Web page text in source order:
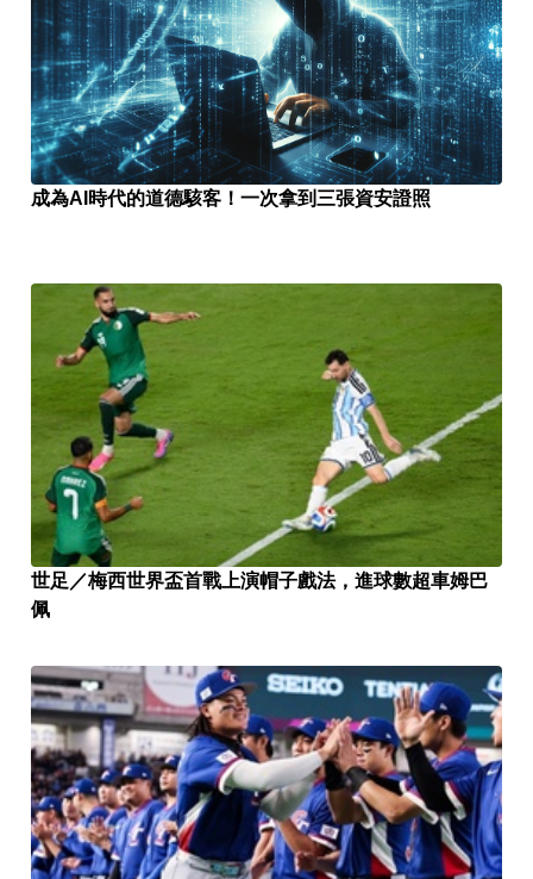
成為AI時代的道德駭客！一次拿到三張資安證照
世足／梅西世界盃首戰上演帽子戲法，進球數超車姆巴
佩